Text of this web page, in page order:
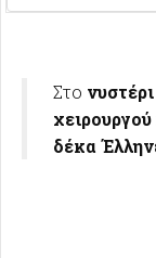
Στο
χειρουργού
δέκα